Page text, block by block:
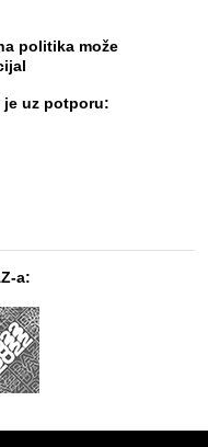
politika može
je uz potporu:
a: